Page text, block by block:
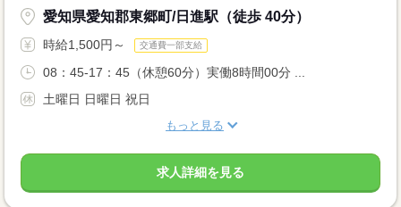
愛知県愛知郡東郷町/日進駅（徒歩 40分）
時給1,500円～ 交通費一部支給
08：45-17：45（休憩60分）実働8時間00分 ...
土曜日 日曜日 祝日
もっと見る
求人詳細を見る